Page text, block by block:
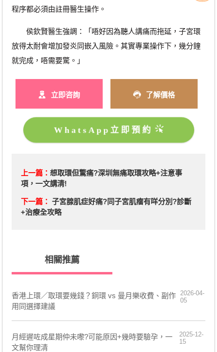
程序都必須由註冊醫生操作。
侯欽賢醫生強調：「唔好因為聽人講痛而拖延，子宮環
放得太耐會增加發炎同嵌入風險。其實專業操作下，幾分鐘
就完成，唔需要驚。」
立即咨詢 了解價格
WhatsApp立即預約
上一篇： 想取環但驚痛?深圳無痛取環攻略+注意事
項，一文講清!
下一篇： 子宮腺肌症好痛?同子宮肌瘤有咩分別?診斷
+治療全攻略
相關推薦
香港上環／取環要幾錢？銅環 vs 曼月樂收費、副作
用同選擇建議
2026-04-
05
月經遲咗成星期仲未嚟?可能原因+幾時要驗孕，一
文幫你理清
2025-12-
15